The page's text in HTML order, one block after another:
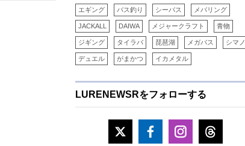
エギング バス釣り シーバス メバリング
JACKALL DAIWA メジャークラフト 青物
ジギング タイラバ 琵琶湖 メガバス シマノ
デュエル がまかつ イカメタル
LURENEWSRをフォローする